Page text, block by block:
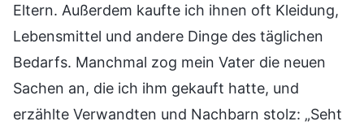
Eltern. Außerdem kaufte ich ihnen oft Kleidung,
Lebensmittel und andere Dinge des täglichen
Bedarfs. Manchmal zog mein Vater die neuen
Sachen an, die ich ihm gekauft hatte, und
erzählte Verwandten und Nachbarn stolz: „Seht